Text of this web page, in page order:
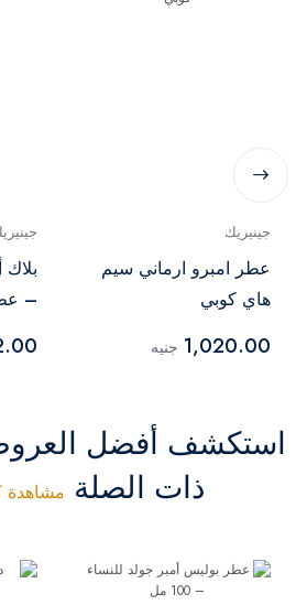
جينيريك
عطر امبرو ارماني سيم
هاي كوبي
1,020.00 جنيه
بلاك
– عطر
استكشف أفضل
ذات الصلة